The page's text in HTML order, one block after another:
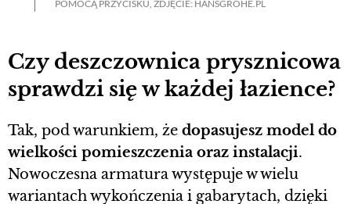
POMOCĄ PRZYCISKU, ZDJĘCIE: HANSGROHE.PL
Czy deszczownica prysznicowa
sprawdzi się w każdej łazience?
Tak, pod warunkiem, że dopasujesz model do
wielkości pomieszczenia oraz instalacji.
Nowoczesna armatura występuje w wielu
wariantach wykończenia i gabarytach, dzięki